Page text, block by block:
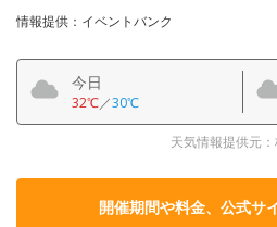
情報提供：イベントバンク
今日
32℃／30℃
天気情報提供元
開催期間や料金、公式サ